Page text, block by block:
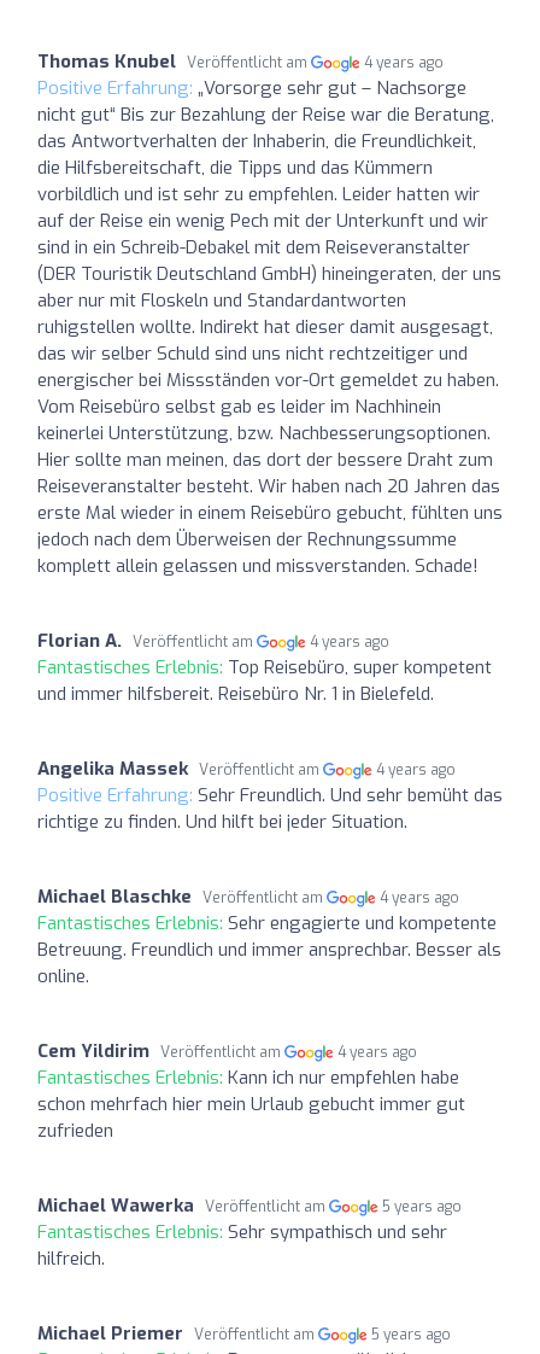
Thomas Knubel Veröffentlicht am 4 years ago
Positive Erfahrung: „Vorsorge sehr gut – Nachsorge
nicht gut“ Bis zur Bezahlung der Reise war die Beratung,
das Antwortverhalten der Inhaberin, die Freundlichkeit,
die Hilfsbereitschaft, die Tipps und das Kümmern
vorbildlich und ist sehr zu empfehlen. Leider hatten wir
auf der Reise ein wenig Pech mit der Unterkunft und wir
sind in ein Schreib-Debakel mit dem Reiseveranstalter
(DER Touristik Deutschland GmbH) hineingeraten, der uns
aber nur mit Floskeln und Standardantworten
ruhigstellen wollte. Indirekt hat dieser damit ausgesagt,
das wir selber Schuld sind uns nicht rechtzeitiger und
energischer bei Missständen vor-Ort gemeldet zu haben.
Vom Reisebüro selbst gab es leider im Nachhinein
keinerlei Unterstützung, bzw. Nachbesserungsoptionen.
Hier sollte man meinen, das dort der bessere Draht zum
Reiseveranstalter besteht. Wir haben nach 20 Jahren das
erste Mal wieder in einem Reisebüro gebucht, fühlten uns
jedoch nach dem Überweisen der Rechnungssumme
komplett allein gelassen und missverstanden. Schade!
Florian A. Veröffentlicht am 4 years ago
Fantastisches Erlebnis: Top Reisebüro, super kompetent
und immer hilfsbereit. Reisebüro Nr. 1 in Bielefeld.
Angelika Massek Veröffentlicht am 4 years ago
Positive Erfahrung: Sehr Freundlich. Und sehr bemüht das
richtige zu finden. Und hilft bei jeder Situation.
Michael Blaschke Veröffentlicht am 4 years ago
Fantastisches Erlebnis: Sehr engagierte und kompetente
Betreuung. Freundlich und immer ansprechbar. Besser als
online.
Cem Yildirim Veröffentlicht am 4 years ago
Fantastisches Erlebnis: Kann ich nur empfehlen habe
schon mehrfach hier mein Urlaub gebucht immer gut
zufrieden
Michael Wawerka Veröffentlicht am 5 years ago
Fantastisches Erlebnis: Sehr sympathisch und sehr
hilfreich.
Michael Priemer Veröffentlicht am 5 years ago